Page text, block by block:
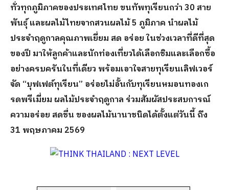
ทั่วทุกภูมิภาคของประเทศไทย ขนทัพทุเรียนกว่า 30 สาย
พันธุ์ และผลไม้ไทยจากสวนผลไม้ 5 ภูมิภาค นำผลไม้
ประจำฤดูกาลคุณภาพเยี่ยม สด อร่อย ในช่วงเวลาที่ดีที่สุด
ของปี มาให้ลูกค้าและนักท่องเที่ยวได้เลือกชิมและเลือกซื้อ
อย่างครบครันในที่เดียว พร้อมเอาใจสายทุเรียนเลิฟเวอร์
จัด “บุฟเฟต์ทุเรียน” อร่อยไม่อั้นกับทุเรียนหมอนทองเก
รดพรีเมี่ยม ผลไม้ประจำฤดูกาล ร่วมสัมผัสประสบการณ์
ความอร่อย สดชื่น ของผลไม้นานาชนิดได้ตั้งแต่วันนี้ ถึง
31 พฤษภาคม 2569